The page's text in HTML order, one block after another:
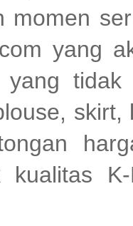
momen
yang
tidak
kualitas